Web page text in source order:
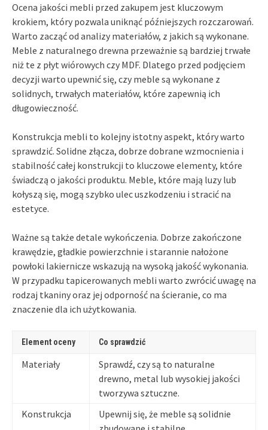
Ocena jakości mebli przed zakupem jest kluczowym
krokiem, który pozwala uniknąć późniejszych rozczarowań.
Warto zacząć od analizy materiałów, z jakich są wykonane.
Meble z naturalnego drewna przeważnie są bardziej trwałe
niż te z płyt wiórowych czy MDF. Dlatego przed podjęciem
decyzji warto upewnić się, czy meble są wykonane z
solidnych, trwałych materiałów, które zapewnią ich
długowieczność.
Konstrukcja mebli to kolejny istotny aspekt, który warto
sprawdzić. Solidne złącza, dobrze dobrane wzmocnienia i
stabilność całej konstrukcji to kluczowe elementy, które
świadczą o jakości produktu. Meble, które mają luzy lub
kołyszą się, mogą szybko ulec uszkodzeniu i stracić na
estetyce.
Ważne są także detale wykończenia. Dobrze zakończone
krawędzie, gładkie powierzchnie i starannie nałożone
powłoki lakiernicze wskazują na wysoką jakość wykonania.
W przypadku tapicerowanych mebli warto zwrócić uwagę na
rodzaj tkaniny oraz jej odporność na ścieranie, co ma
znaczenie dla ich użytkowania.
Element oceny Co sprawdzić
Materiały
Sprawdź, czy są to naturalne
drewno, metal lub wysokiej jakości
tworzywa sztuczne.
Konstrukcja
Upewnij się, że meble są solidnie